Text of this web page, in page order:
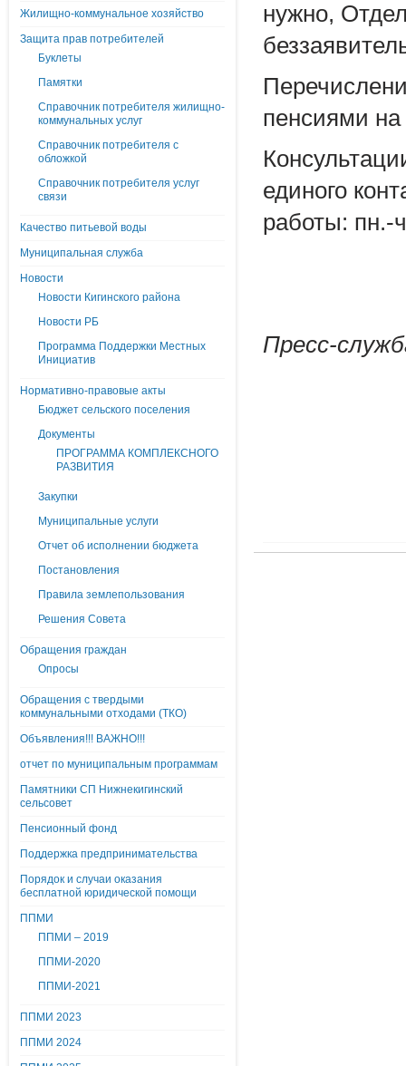
Жилищно-коммунальное хозяйство
Защита прав потребителей
Буклеты
Памятки
Справочник потребителя жилищно-
коммунальных услуг
Справочник потребителя с
обложкой
Справочник потребителя услуг
связи
Качество питьевой воды
Муниципальная служба
Новости
Новости Кигинского района
Новости РБ
Программа Поддержки Местных
Инициатив
Нормативно-правовые акты
Бюджет сельского поселения
Документы
ПРОГРАММА КОМПЛЕКСНОГО
РАЗВИТИЯ
Закупки
Муниципальные услуги
Отчет об исполнении бюджета
Постановления
Правила землепользования
Решения Совета
Обращения граждан
Опросы
Обращения с твердыми
коммунальными отходами (ТКО)
Объявления!!! ВАЖНО!!!
отчет по муниципальным программам
Памятники СП Нижнекигинский
сельсовет
Пенсионный фонд
Поддержка предпринимательства
Порядок и случаи оказания
бесплатной юридической помощи
ППМИ
ППМИ – 2019
ППМИ-2020
ППМИ-2021
ППМИ 2023
ППМИ 2024
нужно,
пенсиями на
единого
работы: пн.-
Пресс-